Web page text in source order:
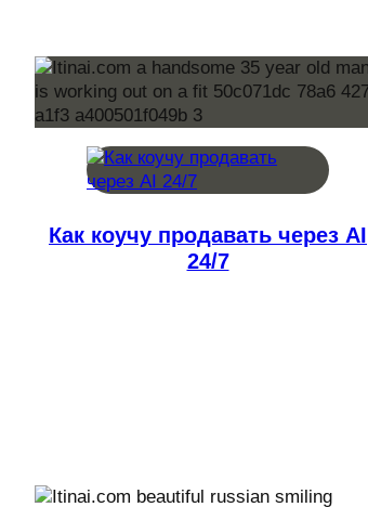
Как коучу продавать через AI
24/7